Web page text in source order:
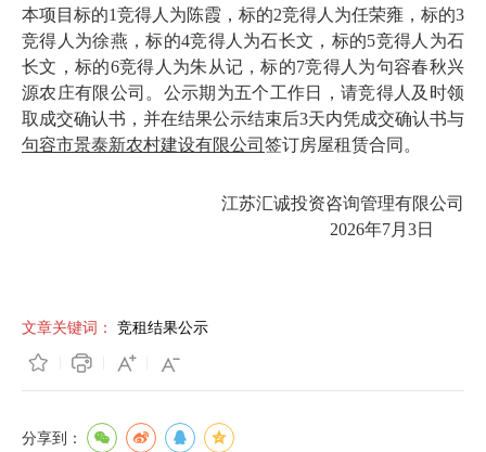
本项目标的1竞得人为陈霞，标的2竞得人为任荣雍，标的3
竞得人为徐燕，标的4竞得人为石长文，标的5竞得人为石
长文，标的6竞得人为朱从记，标的7竞得人为句容春秋兴
源农庄有限公司。公示期为五个工作日，请竞得人及时领
取成交确认书，并在结果公示结束后3天内凭成交确认书与
句容市景泰新农村建设有限公司 签订房屋租赁合同。
江苏汇诚投资咨询管理有限公司
2026年7月3日
文章关键词： 竞租结果公示
分享到：